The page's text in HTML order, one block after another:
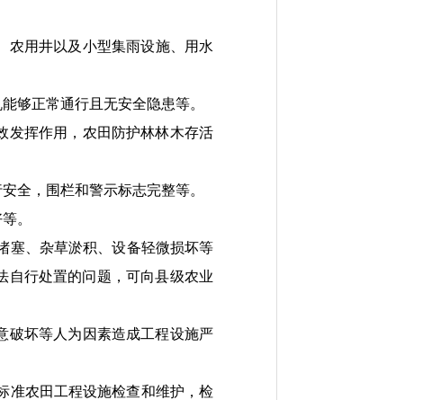
农用井以及小型集雨设施、用水
能够正常通行 且无安全隐患等。
发挥作用， 农田防护林林木存活
全，围栏和警示标志完整等。
等。
塞、杂草淤积、设备轻微损坏等
自行处置的问题，可向县级农业
破坏等人为因素造成工程设施严
准农田工程设施检查和维护，检